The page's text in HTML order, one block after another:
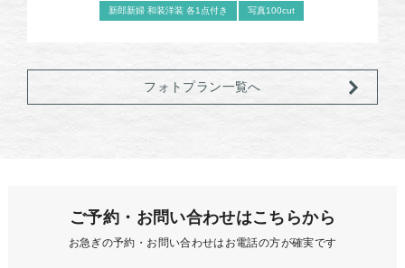
新郎新婦 和装洋装 各1点付き 写真100cut
フォトプラン一覧へ
ご予約・お問い合わせはこちらから
お急ぎの予約・お問い合わせはお電話の方が確実です